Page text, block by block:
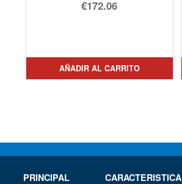
El
era:
€184.40.
€172.06
actual
es:
AÑADIR AL CARRITO
PRINCIPAL
CARACTERISTICA